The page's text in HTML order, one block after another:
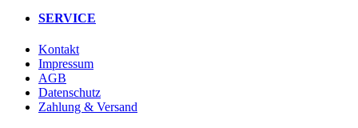
SERVICE
Kontakt
Impressum
AGB
Datenschutz
Zahlung & Versand